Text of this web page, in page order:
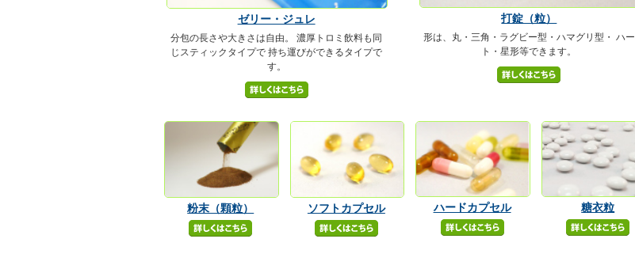
ゼリー・ジュレ
分包の長さや大きさは自由。 濃厚トロミ飲料も同
じスティックタイプで 持ち運びができるタイプで
す。
打錠（粒）
形は、丸・三角・ラグビー型・ハマグリ型・ ハー
ト・星形等できます。
粉末（顆粒） ソフトカプセル ハードカプセル 糖衣粒